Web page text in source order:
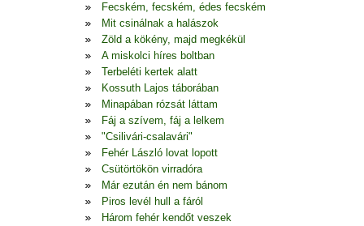
Fecském, fecském, édes fecském
Mit csinálnak a halászok
Zöld a kökény, majd megkékül
A miskolci híres boltban
Terbeléti kertek alatt
Kossuth Lajos táborában
Minapában rózsát láttam
Fáj a szívem, fáj a lelkem
"Csilivári-csalavári"
Fehér László lovat lopott
Csütörtökön virradóra
Már ezután én nem bánom
Piros levél hull a fáról
Három fehér kendőt veszek